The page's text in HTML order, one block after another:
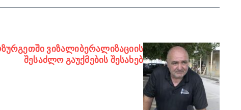
ვიზალიბერალიზაციის
შესაძლო გაუქმების შესახებ